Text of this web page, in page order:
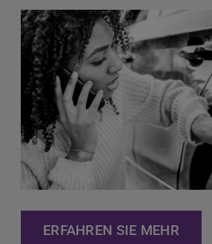
ERFAHREN SIE MEHR